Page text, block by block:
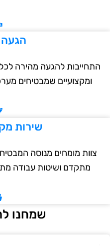
הגעה
להגעה מהירה לכל
ומקצועיים שמבטיחים
שירות
צוות מומחים מנוסה המבטיח
מתקדם ושיטות עבודה
שמחנו